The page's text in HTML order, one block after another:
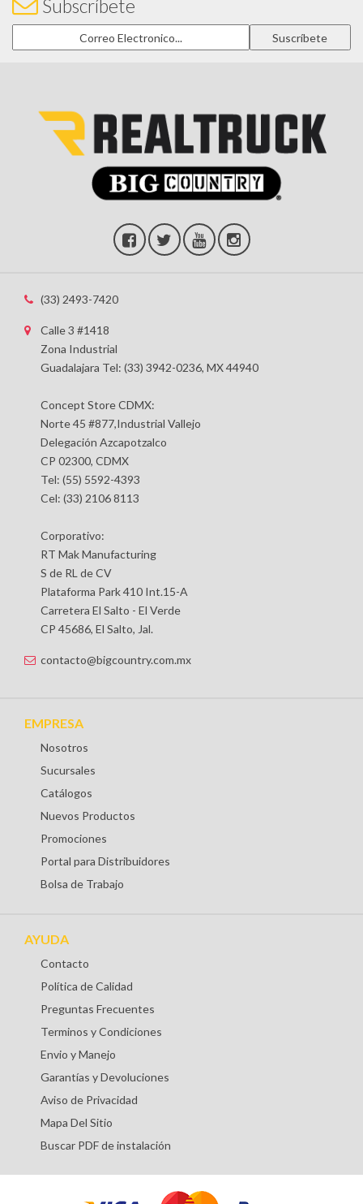
Subscríbete
(33) 2493-7420
Calle 3 #1418
Zona Industrial
Guadalajara Tel: (33) 3942-0236, MX 44940
Concept Store CDMX:
Norte 45 #877,Industrial Vallejo
Delegación Azcapotzalco
CP 02300, CDMX
Tel: (55) 5592-4393
Cel: (33) 2106 8113
Corporativo:
RT Mak Manufacturing
S de RL de CV
Plataforma Park 410 Int.15-A
Carretera El Salto - El Verde
CP 45686, El Salto, Jal.
contacto@bigcountry.com.mx
EMPRESA
Nosotros
Sucursales
Catálogos
Nuevos Productos
Promociones
Portal para Distribuidores
Bolsa de Trabajo
AYUDA
Contacto
Política de Calidad
Preguntas Frecuentes
Terminos y Condiciones
Envio y Manejo
Garantías y Devoluciones
Aviso de Privacidad
Mapa Del Sitio
Buscar PDF de instalación